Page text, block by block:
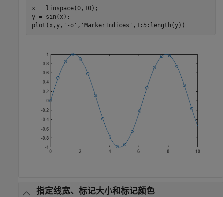
x = linspace(0,10);
y = sin(x);
plot(x,y, '-o' , 'MarkerIndices' ,1:5:length(y))
指定线宽、标记大小和标记颜色